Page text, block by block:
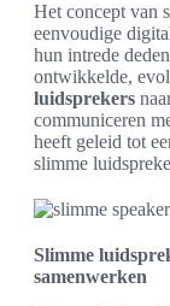
Het concept van
eenvoudige
hun intrede
ontwikkelde,
luidsprekers
communiceren
heeft geleid tot
slimme
Slimme
samenwerken